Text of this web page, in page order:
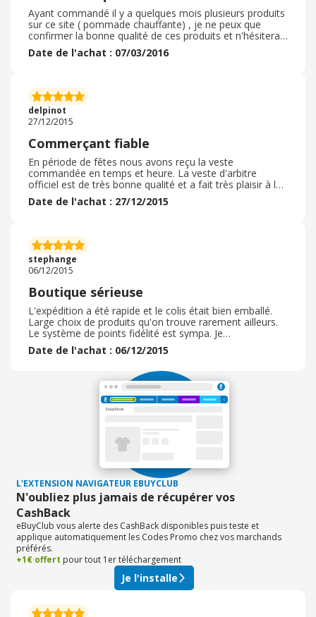
Ayant commandé il y a quelques mois plusieurs produits
sur ce site ( pommade chauffante) , je ne peux que
confirmer la bonne qualité de ces produits et n'hésiterait
pas à en recommander lorsque j'en aurai besoin.
Date de l'achat : 07/03/2016
delpinot
27/12/2015
Commerçant fiable
En période de fêtes nous avons reçu la veste
commandée en temps et heure. La veste d'arbitre
officiel est de très bonne qualité et a fait très plaisir à la
personne à qui nous l'avons offerte. Le prix était donc
correct pour la qualité et la livraison à domicile.
Date de l'achat : 27/12/2015
stephange
06/12/2015
Boutique sérieuse
L'expédition a été rapide et le colis était bien emballé.
Large choix de produits qu'on trouve rarement ailleurs.
Le système de points fidélité est sympa. Je
recommanderai sans hésitation sur ce site.
Date de l'achat : 06/12/2015
L'EXTENSION NAVIGATEUR EBUYCLUB
N'oubliez plus jamais de récupérer vos
CashBack
eBuyClub vous alerte des CashBack disponibles puis teste et
applique automatiquement les Codes Promo chez vos marchands
préférés.
+1€ offert pour tout 1er téléchargement
Je l'installe